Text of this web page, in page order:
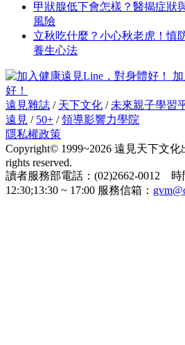
甲狀腺低下會怎樣？醫揭症狀
風險
立秋吃什麼？小心秋老虎！慎
養生心法
好！
遠見雜誌 / 天下文化 / 未來親子學習
遠見 / 50+ /領導影響力學院
隱私權政策
Copyright© 1999~2026 遠見天下文
rights reserved.
讀者服務部電話：(02)2662-0012 時
12:30;13:30 ~ 17:00 服務信箱：